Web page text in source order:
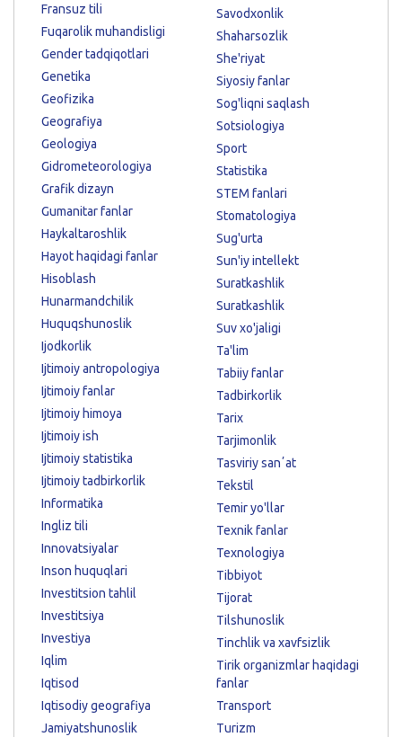
Fransuz tili
Fuqarolik muhandisligi
Gender tadqiqotlari
Genetika
Geofizika
Geografiya
Geologiya
Gidrometeorologiya
Grafik dizayn
Gumanitar fanlar
Haykaltaroshlik
Hayot haqidagi fanlar
Hisoblash
Hunarmandchilik
Huquqshunoslik
Ijodkorlik
Ijtimoiy antropologiya
Ijtimoiy fanlar
Ijtimoiy himoya
Ijtimoiy ish
Ijtimoiy statistika
Ijtimoiy tadbirkorlik
Informatika
Ingliz tili
Innovatsiyalar
Inson huquqlari
Investitsion tahlil
Investitsiya
Investiya
Iqlim
Iqtisod
Iqtisodiy geografiya
Jamiyatshunoslik
Savodxonlik
Shaharsozlik
She'riyat
Siyosiy fanlar
Sog'liqni saqlash
Sotsiologiya
Sport
Statistika
STEM fanlari
Stomatologiya
Sug'urta
Sun'iy intellekt
Suratkashlik
Suratkashlik
Suv xo'jaligi
Ta'lim
Tabiiy fanlar
Tadbirkorlik
Tarix
Tarjimonlik
Tasviriy sanʼat
Tekstil
Temir yo'llar
Texnik fanlar
Texnologiya
Tibbiyot
Tijorat
Tilshunoslik
Tinchlik va xavfsizlik
Tirik organizmlar haqidagi
fanlar
Transport
Turizm